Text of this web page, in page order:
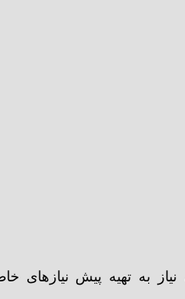
نیاز به تهیه پیش نیازهای